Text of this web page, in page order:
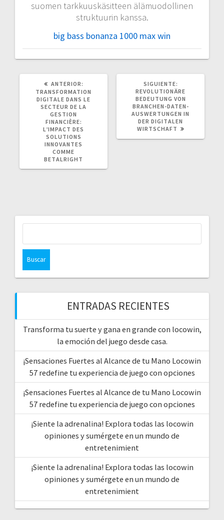
suomen tarkkuuskäsitteen älämuodollinen
struktuurin kanssa.
big bass bonanza 1000 max win
ANTERIOR:
ANTERIOR:
TRANSFORMATION
DIGITALE DANS LE
SECTEUR DE LA
GESTION
FINANCIÈRE:
L’IMPACT DES
SOLUTIONS
INNOVANTES
COMME
BETALRIGHT
SIGUIENTE:
POST:
REVOLUTIONÄRE
BEDEUTUNG VON
BRANCHEN-DATEN-
AUSWERTUNGEN IN
DER DIGITALEN
WIRTSCHAFT
ENTRADAS RECIENTES
Transforma tu suerte y gana en grande con locowin,
la emoción del juego desde casa.
¡Sensaciones Fuertes al Alcance de tu Mano Locowin
57 redefine tu experiencia de juego con opciones
¡Sensaciones Fuertes al Alcance de tu Mano Locowin
57 redefine tu experiencia de juego con opciones
¡Siente la adrenalina! Explora todas las locowin
opiniones y sumérgete en un mundo de
entretenimient
¡Siente la adrenalina! Explora todas las locowin
opiniones y sumérgete en un mundo de
entretenimient